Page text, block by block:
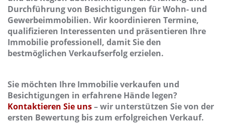
Durchführung von Besichtigungen für Wohn- und
Gewerbeimmobilien. Wir koordinieren Termine,
qualifizieren Interessenten und präsentieren Ihre
Immobilie professionell, damit Sie den
bestmöglichen Verkaufserfolg erzielen.
Sie möchten Ihre Immobilie verkaufen und
Besichtigungen in erfahrene Hände legen?
Kontaktieren Sie uns– wir unterstützen Sie von der
ersten Bewertung bis zum erfolgreichen Verkauf.